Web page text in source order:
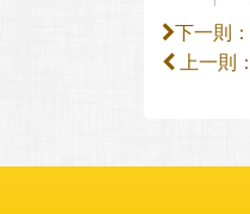
下一則：
上一則：